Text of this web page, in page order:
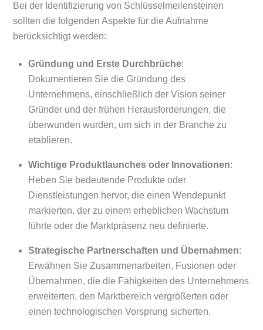
Bei der Identifizierung von Schlüsselmeilensteinen
sollten die folgenden Aspekte für die Aufnahme
berücksichtigt werden:
Gründung und Erste Durchbrüche:
Dokumentieren Sie die Gründung des
Unternehmens, einschließlich der Vision seiner
Gründer und der frühen Herausforderungen, die
überwunden wurden, um sich in der Branche zu
etablieren.
Wichtige Produktlaunches oder Innovationen:
Heben Sie bedeutende Produkte oder
Dienstleistungen hervor, die einen Wendepunkt
markierten, der zu einem erheblichen Wachstum
führte oder die Marktpräsenz neu definierte.
Strategische Partnerschaften und Übernahmen:
Erwähnen Sie Zusammenarbeiten, Fusionen oder
Übernahmen, die die Fähigkeiten des Unternehmens
erweiterten, den Marktbereich vergrößerten oder
einen technologischen Vorsprung sicherten.